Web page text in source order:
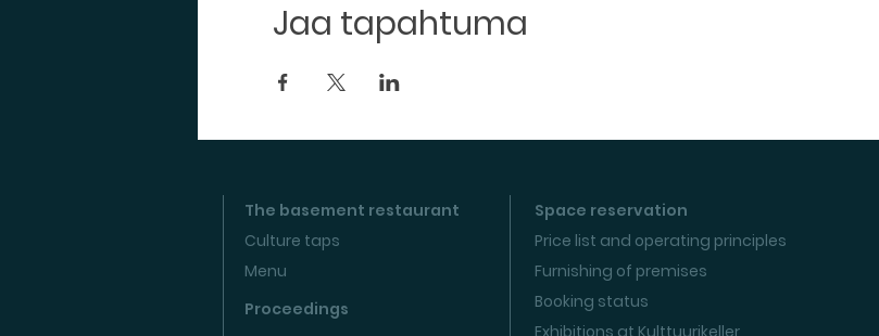
Jaa tapahtuma
The basement restaurant
Culture taps
Menu
Proceedings
Space reservation
Price list and operating principles
Furnishing of premises
Booking status
Exhibitions at Kulttuurikeller